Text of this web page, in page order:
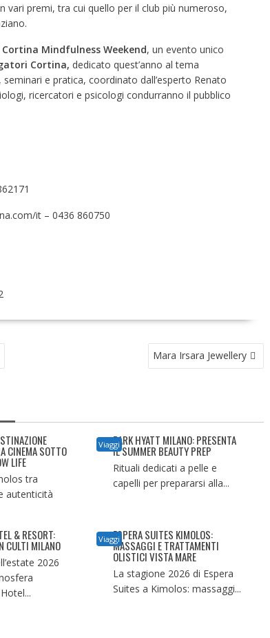
vari premi, tra cui quello per il club più numeroso,
Cortina Mindfulness Weekend, un evento unico
Cortina, dedicato quest’anno al tema
e pratica, coordinato dall’esperto Renato
ricercatori e psicologi condurranno il pubblico
it– 0436 860750
Mara Irsara Jewellery
CINEMA SOTTO
LIFE
tra
autenticità
ViaggiPARK HYATT MILANO: PRESENTA
IL SUMMER BEAUTY PREP
Rituali dedicati a pelle e
capelli per prepararsi alla...
& RESORT:
CULTI MILANO
2026
ViaggiESPERA SUITES KIMOLOS:
MASSAGGI E TRATTAMENTI
OLISTICI VISTA MARE
La stagione 2026 di Espera
Suites a Kimolos: massaggi...